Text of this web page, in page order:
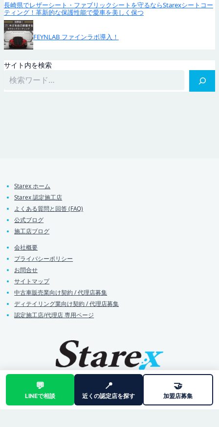
長崎県でレザーシート・ファブリックシートを守るならStarexシートコー
ティング！革新的な保護性能で愛車を美しく保つ
FEYNLAB ファインラボ導入！
サイト内を検索
Starex ホーム
Starex 認定施工店
よくある質問と回答 (FAQ)
公式ブログ
施工店ブログ
会社概要
プライバシーポリシー
お問合せ
サイトマップ
中古車販売業向け契約 / 代理店募集
ディテイリング業向け契約 / 代理店募集
認定施工店/代理店 専用ページ
💬
LINEで相談
📍
近くの認定店を探す
🤝
加盟店募集